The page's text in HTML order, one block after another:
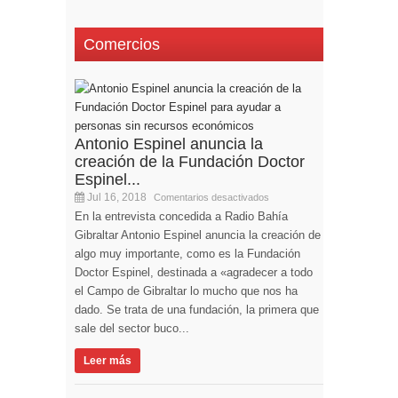
Comercios
Antonio Espinel anuncia la
creación de la Fundación Doctor
Espinel...
Jul 16, 2018 Comentarios desactivados
En la entrevista concedida a Radio Bahía
Gibraltar Antonio Espinel anuncia la creación de
algo muy importante, como es la Fundación
Doctor Espinel, destinada a «agradecer a todo
el Campo de Gibraltar lo mucho que nos ha
dado. Se trata de una fundación, la primera que
sale del sector buco...
Leer más